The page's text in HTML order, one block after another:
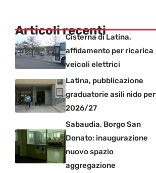
Articoli recenti
Cisterna di Latina,
affidamento per ricarica
veicoli elettrici
Latina, pubblicazione
graduatorie asili nido per
2026/27
Sabaudia, Borgo San
Donato: inaugurazione
nuovo spazio
aggregazione